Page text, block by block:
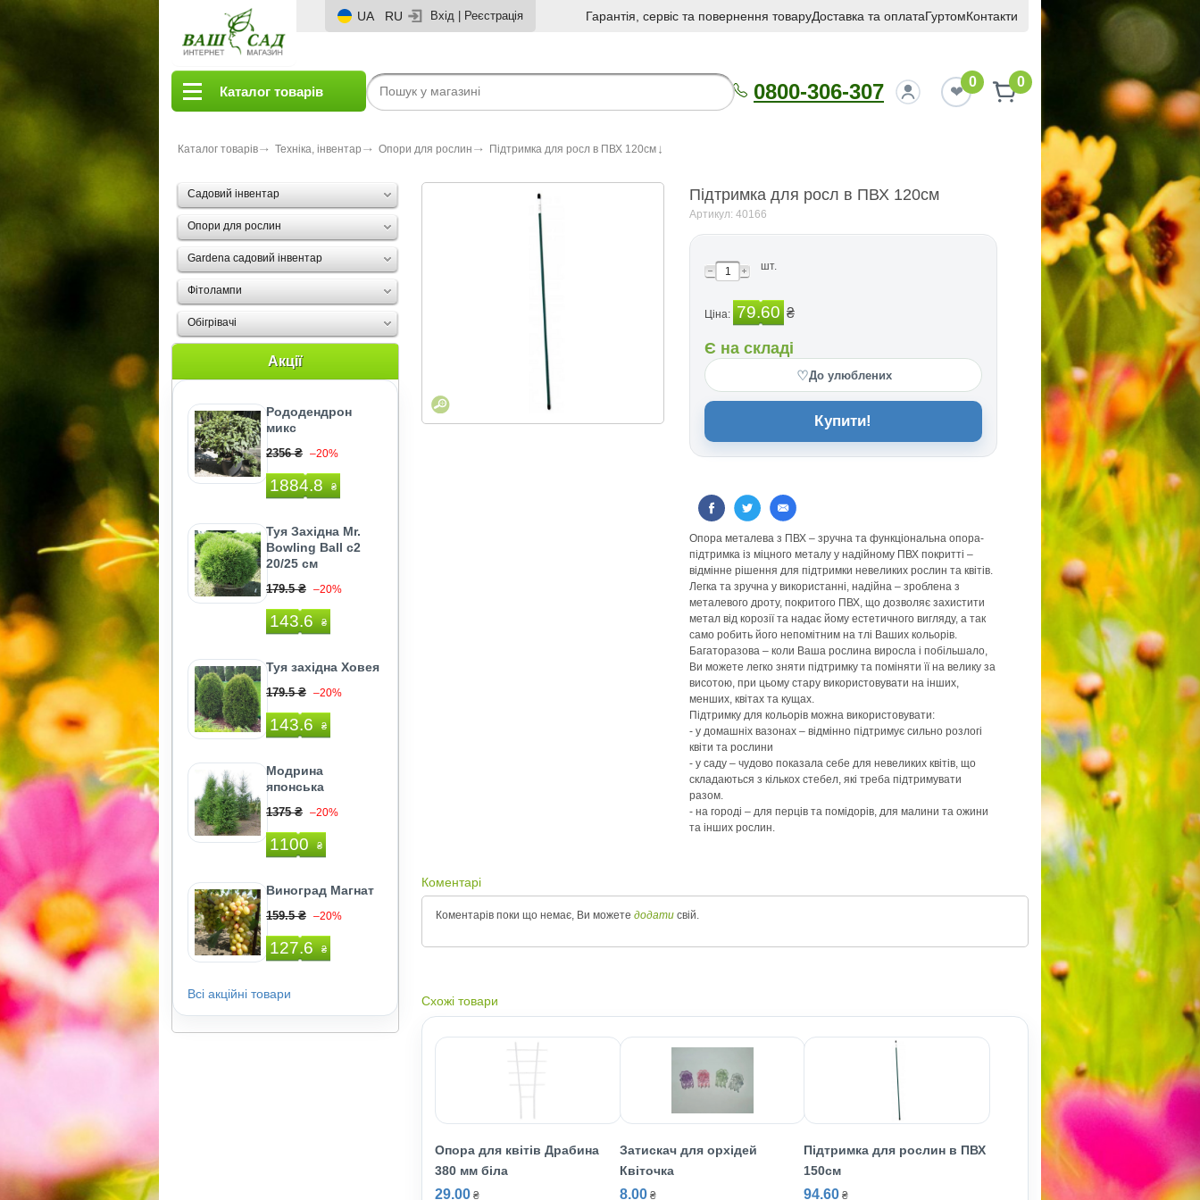
UA RU Вхід Реєстрація Гарантія, сервіс та повернення товаруДоставка та оплатаГуртомКонтакти
Каталог товарів 0800-306-307 0 0
Каталог товарів Техніка, інвентар Опори для рослин Підтримка для росл в ПВХ 120см
Садовий інвентар
Опори для рослин
Gardena садовий інвентар
Фітолампи
Oбігрівачі
Акції
Рододендрон
микс
2356 ₴ –20%
1884.8 ₴
Туя Західна Mr.
Bowling Ball с2
20/25 см
179.5 ₴ –20%
143.6 ₴
Туя західна Ховея
179.5 ₴ –20%
143.6 ₴
Модрина
японська
1375 ₴ –20%
1100 ₴
Виноград Магнат
159.5 ₴ –20%
127.6 ₴
Всі акційні товари
Підтримка для росл в ПВХ 120см
Артикул: 40166
шт.
Ціна: 79.60 ₴
Є на складі
♡До улюблених
Купити!
Опора металева з ПВХ – зручна та функціональна опора-
підтримка із міцного металу у надійному ПВХ покритті –
відмінне рішення для підтримки невеликих рослин та квітів.
Легка та зручна у використанні, надійна – зроблена з
металевого дроту, покритого ПВХ, що дозволяє захистити
метал від корозії та надає йому естетичного вигляду, а так
само робить його непомітним на тлі Ваших кольорів.
Багаторазова – коли Ваша рослина виросла і побільшало,
Ви можете легко зняти підтримку та поміняти її на велику за
висотою, при цьому стару використовувати на інших,
менших, квітах та кущах.
Підтримку для кольорів можна використовувати:
- у домашніх вазонах – відмінно підтримує сильно розлогі
квіти та рослини
- у саду – чудово показала себе для невеликих квітів, що
складаються з кількох стебел, які треба підтримувати
разом.
- на городі – для перців та помідорів, для малини та ожини
та інших рослин.
Коментарі
Коментарів поки що немає, Ви можете додати свій.
Схожі товари
Опора для квітів Драбина
380 мм біла
29.00 ₴
Затискач для орхідей
Квіточка
8.00 ₴
Підтримка для рослин в ПВХ
150см
94.60 ₴